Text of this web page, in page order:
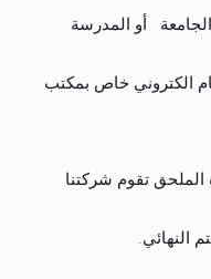
أو المدرسة
الكتروني خاص بمكتب
الملحق تقوم شركتنا
النهائي.